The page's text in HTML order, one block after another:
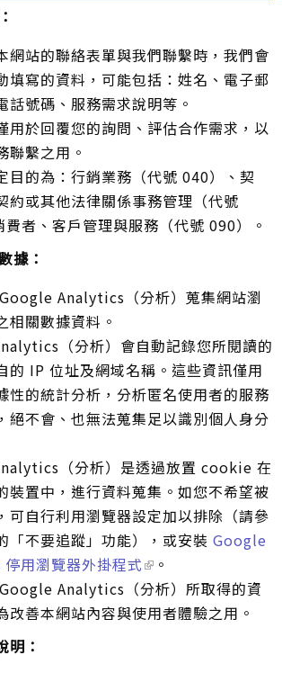
網站的聯絡表單與我們聯繫時，我們會
填寫的資料，可能包括：姓名、電子郵
話號碼、服務需求說明等。
用於回覆您的詢問、評估合作需求，以
聯繫之用。
目的為：行銷業務（代號 040）、契
約或其他法律關係事務管理（代號
者、客戶管理與服務（代號 090）。
據：
Analytics（分析）蒐集網站瀏
相關數據資料。
（分析）會自動記錄您所閱讀的
的 IP 位址及網域名稱。這些資訊僅用
性的統計分析，分析匿名使用者的服務
絕不會、也無法蒐集足以識別個人身分
（分析）是透過放置 cookie 在
裝置中，進行資料蒐集。如您不希望被
可自行利用瀏覽器設定加以排除（請參
「不要追蹤」功能），或安裝 Google
用瀏覽器外掛程式
。
Analytics（分析）所取得的資
改善本網站內容與使用者體驗之用。
：